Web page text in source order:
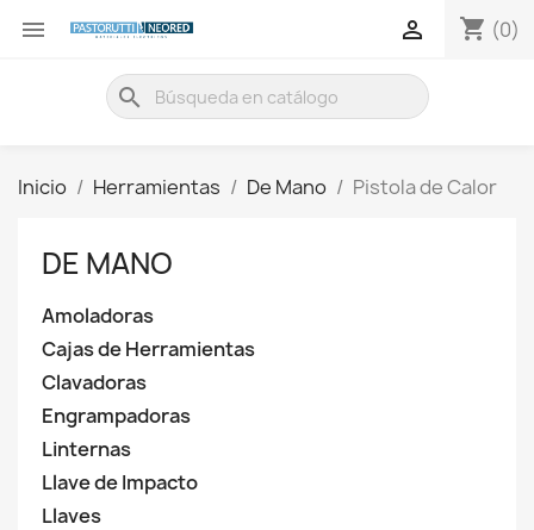
 shopping_cart (0)

search
Inicio Herramientas De Mano Pistola de Calor
DE MANO
Amoladoras
Cajas de Herramientas
Clavadoras
Engrampadoras
Linternas
Llave de Impacto
Llaves